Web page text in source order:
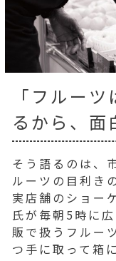
「フルー
るから、面
そう語るのは、
ルーツの目利き
実店舗のショー
氏が毎朝5時に
販で扱うフルー
つ手に取って箱